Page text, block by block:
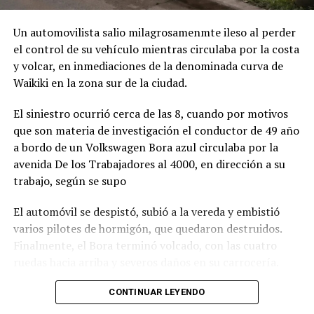
Narrativo de Librería Universitaria, Taller de Cine
Comunitario Caracoles Audiovisuales, Taller Hacete la
película del Colegio Nacional Dr. Arturo H. Illia y el
Taller de Cine Comunitario CortoCircuito de la Facultad
de Psicología.
Las propuestas en el marco de este ciclo, tendrán lugar
en la Sala B del Centro Cultural Soriano.
Ciclo literario
Este martes 11 de agosto a las 15, se desarrollará la
Ronda Literaria Abierta “Te queremos Escuchar”,
coordinada por Cristina Larice. Para obtener mayor
información sobre inscripciones o consultas generales,
Convención de cultura Pop
Un automovilista salio milagrosamenmte ileso al perder
el control de su vehículo mientras circulaba por la costa
y volcar, en inmediaciones de la denominada curva de
Waikiki en la zona sur de la ciudad.
El siniestro ocurrió cerca de las 8, cuando por motivos
que son materia de investigación el conductor de 49 año
a bordo de un Volkswagen Bora azul circulaba por la
avenida De los Trabajadores al 4000, en dirección a su
trabajo, según se supo
El automóvil se despistó, subió a la vereda y embistió
varios pilotes de hormigón, que quedaron destruidos.
Finalmente, el Bora terminó volcado, con las cuatro
Ante el violento impacto, personal médico, Defensa
Civil, Tránsito y efectivos policiales realizaron un
CONTINUAR LEYENDO